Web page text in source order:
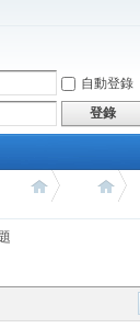
自動登錄
登錄